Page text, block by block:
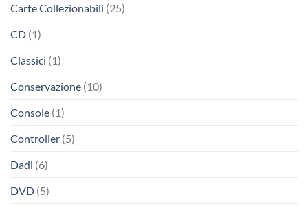
Carte Collezionabili (25)
CD (1)
Classici (1)
Conservazione (10)
Console (1)
Controller (5)
Dadi (6)
DVD (5)